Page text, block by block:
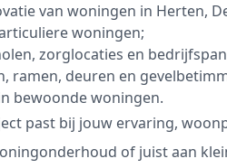
van woningen in Herten,
woningen;
zorglocaties en
ramen, deuren en
bewoonde woningen.
past bij jouw ervaring,
of juist aan